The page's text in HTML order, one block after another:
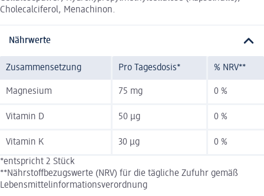
Cholecalciferol, Menachinon.
Nährwerte
Zusammensetzung Pro Tagesdosis* % NRV**
Magnesium 75 mg 0 %
Vitamin D 50 µg 0 %
Vitamin K 30 µg 0 %
*entspricht 2 Stück
**Nährstoffbezugswerte (NRV) für die tägliche Zufuhr gemäß
Lebensmittelinformationsverordnung